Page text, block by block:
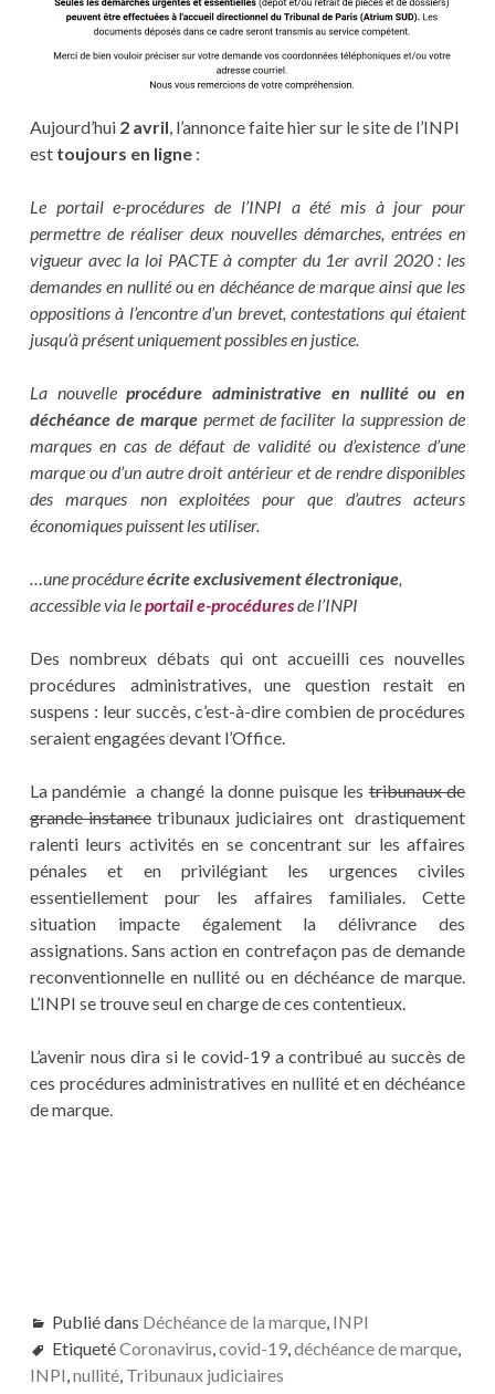
Aujourd’hui2 avril, l’annonce faite hier sur le site de l’INPI
esttoujours en ligne:
Le portail e-procédures de l’INPI a été mis à jour pour
permettre de réaliser deux nouvelles démarches, entrées en
vigueur avec la loi PACTE à compter du 1er avril 2020 : les
demandes en nullité ou en déchéance de marque ainsi que les
oppositions à l’encontre d’un brevet, contestations qui étaient
jusqu’à présent uniquement possibles en justice.
La nouvelleprocédure administrative en nullité ou en
déchéance de marque permet de faciliter la suppression de
marques en cas de défaut de validité ou d’existence d’une
marque ou d’un autre droit antérieur et de rendre disponibles
des marques non exploitées pour que d’autres acteurs
économiques puissent les utiliser.
…une procédureécrite exclusivement électronique,
accessible via leportail e-procéduresde l’INPI
Des nombreux débats qui ont accueilli ces nouvelles
procédures administratives, une question restait en
suspens : leur succès, c’est-à-dire combien de procédures
seraient engagées devant l’Office.
La pandémie a changé la donne puisque lestribunaux de
grande instancetribunaux judiciaires ont drastiquement
ralenti leurs activités en se concentrant sur les affaires
pénales et en privilégiant les urgences civiles
essentiellement pour les affaires familiales. Cette
situation impacte également la délivrance des
assignations. Sans action en contrefaçon pas de demande
reconventionnelle en nullité ou en déchéance de marque.
L’INPI se trouve seul en charge de ces contentieux.
L’avenir nous dira si le covid-19 a contribué au succès de
ces procédures administratives en nullité et en déchéance
de marque.
Publié dans Déchéance de la marque, INPI
EtiquetéCoronavirus,covid-19,déchéance de marque,
INPI,nullité, Tribunaux judiciaires